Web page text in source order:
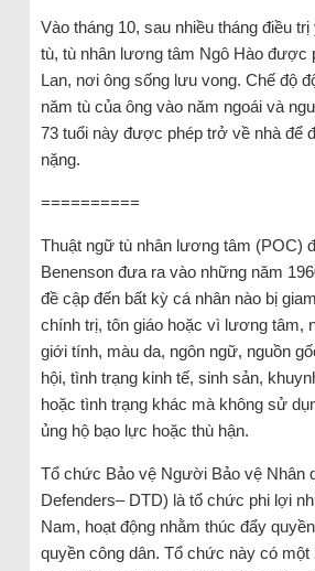
Vào tháng 10, sau nhiều tháng điều
tù, tù nhân lương tâm Ngô Hào được
Lan, nơi ông sống lưu vong. Chế độ
năm tù của ông vào năm ngoái và
73 tuổi này được phép trở về nhà để
nặng.
==========
Thuật ngữ tù nhân lương tâm (POC)
Benenson đưa ra vào những năm
đề cập đến bất kỳ cá nhân nào bị
chính trị, tôn giáo hoặc vì lương tâm,
giới tính, màu da, ngôn ngữ, nguồn
hội, tình trạng kinh tế, sinh sản,
hoặc tình trạng khác mà không sử
ủng hộ bạo lực hoặc thù hận.
Tổ chức Bảo vệ Người Bảo vệ Nhân
Defenders– DTD) là tổ chức phi lợi
Nam, hoạt động nhằm thúc đẩy
quyền công dân. Tổ chức này có